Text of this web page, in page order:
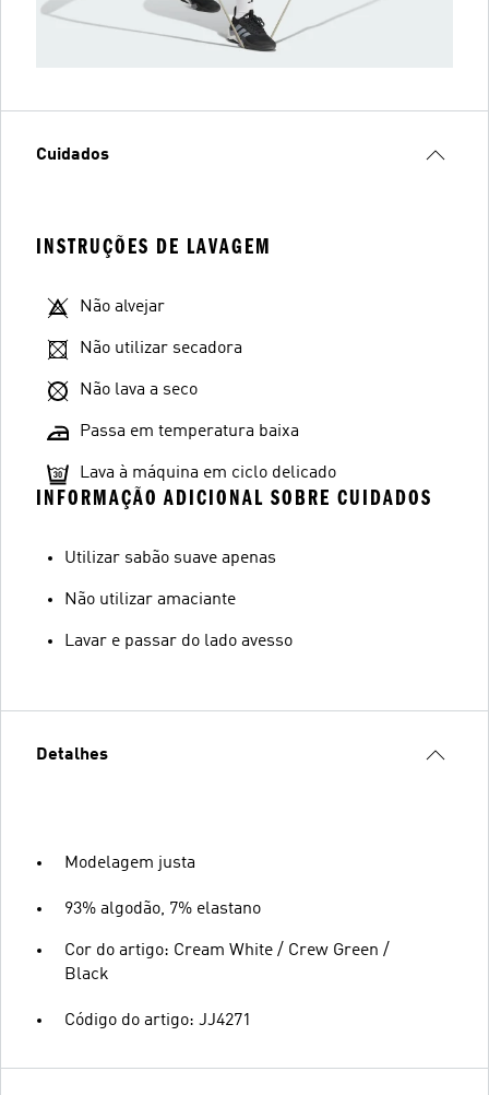
Cuidados
INSTRUÇÕES DE LAVAGEM
Não alvejar
Não utilizar secadora
Não lava a seco
Passa em temperatura baixa
Lava à máquina em ciclo delicado
INFORMAÇÃO ADICIONAL SOBRE CUIDADOS
Utilizar sabão suave apenas
Não utilizar amaciante
Lavar e passar do lado avesso
Detalhes
Modelagem justa
93% algodão, 7% elastano
Cor do artigo: Cream White / Crew Green /
Black
Código do artigo: JJ4271